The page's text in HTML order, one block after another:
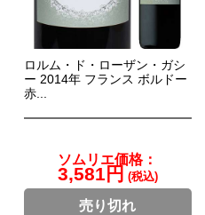
ロルム・ド・ローザン・ガシ
ー 2014年 フランス ボルドー
赤...
ソムリエ価格：
3,581円 (税込)
売り切れ